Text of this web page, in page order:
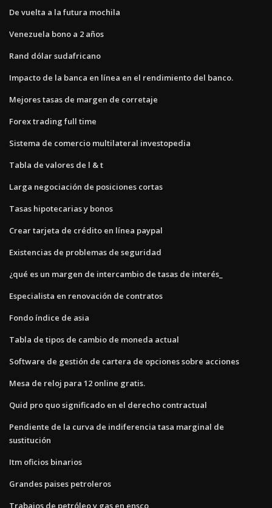
De vuelta a la futura mochila
Venezuela bono a 2 años
Rand dólar sudafricano
Impacto de la banca en línea en el rendimiento del banco.
Mejores tasas de margen de corretaje
Forex trading full time
Sistema de comercio multilateral investopedia
Tabla de valores de l & t
Larga negociación de posiciones cortas
Tasas hipotecarias y bonos
Crear tarjeta de crédito en línea paypal
Existencias de problemas de seguridad
¿qué es un margen de intercambio de tasas de interés_
Especialista en renovación de contratos
Fondo índice de asia
Tabla de tipos de cambio de moneda actual
Software de gestión de cartera de opciones sobre acciones
Mesa de reloj para 12 online gratis.
Quid pro quo significado en el derecho contractual
Pendiente de la curva de indiferencia tasa marginal de
sustitución
Itm oficios binarios
Grandes paises petroleros
Trabajos de petróleo y gas en ensco